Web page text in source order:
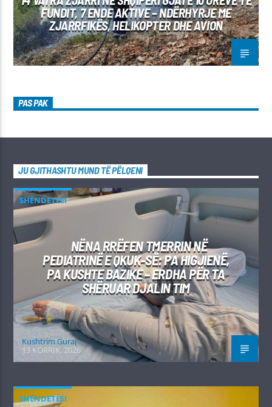
FUNDIT, 7 ENDE AKTIVE – NDËRHYRJE ME
ZJARRFIKËS, HELIKOPTER DHE AVION
PAS PAK
JU GJITHASHTU MUND TË PËLQENI
SHËNDETËSI
NËNA RRËFEN TMERRIN NË
PEDIATRINË E QKUK-SË: PA HIGJIENË,
PA KUSHTE BAZIKE – ERDHA PËR TA
SHËRUAR DJALIN TIM
Kushtrim Guraj
13 KORRIK, 2026
SHËNDETËSI